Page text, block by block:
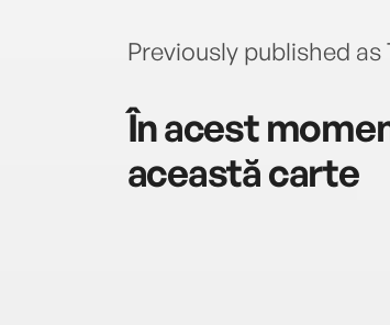
Previously published
În acest
această carte